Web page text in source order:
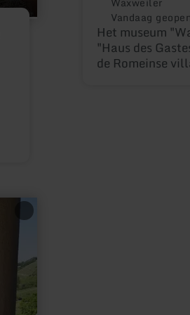
Vandaag
Het museum
"Haus des
de Romeinse